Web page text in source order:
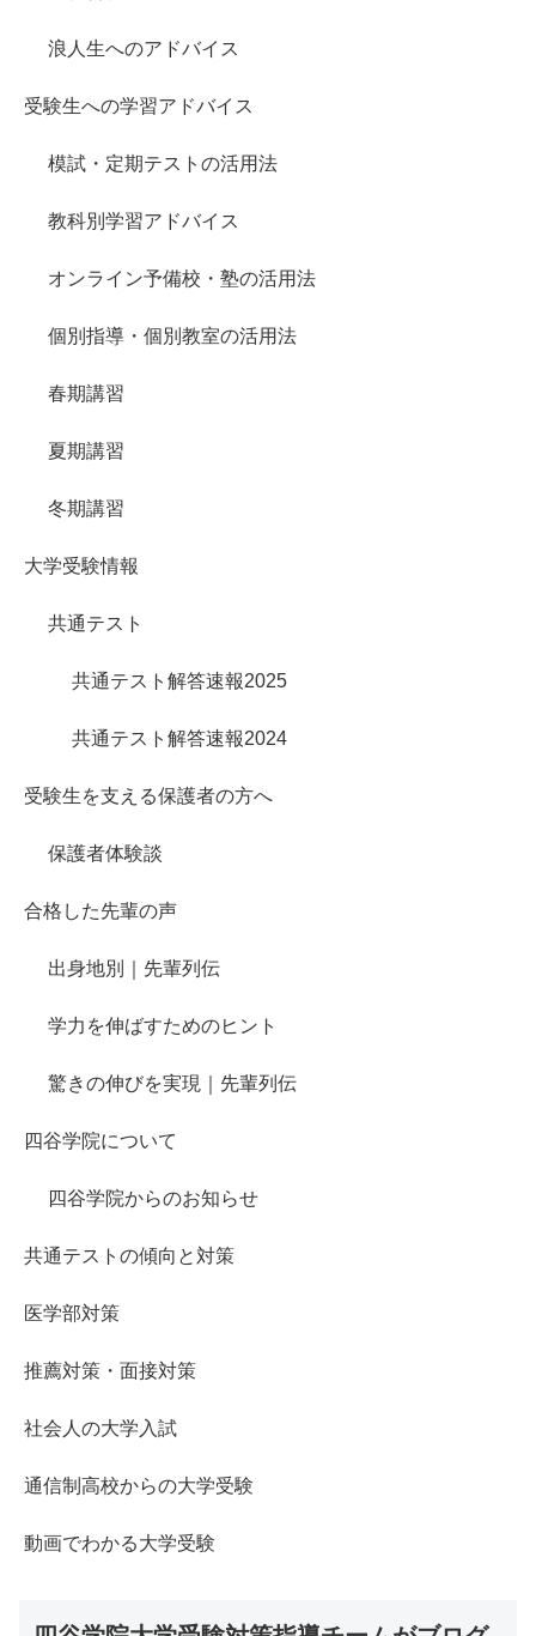
浪人生へのアドバイス
受験生への学習アドバイス
模試・定期テストの活用法
教科別学習アドバイス
オンライン予備校・塾の活用法
個別指導・個別教室の活用法
春期講習
夏期講習
冬期講習
大学受験情報
共通テスト
共通テスト解答速報2025
共通テスト解答速報2024
受験生を支える保護者の方へ
保護者体験談
合格した先輩の声
出身地別｜先輩列伝
学力を伸ばすためのヒント
驚きの伸びを実現｜先輩列伝
四谷学院について
四谷学院からのお知らせ
共通テストの傾向と対策
医学部対策
推薦対策・面接対策
社会人の大学入試
通信制高校からの大学受験
動画でわかる大学受験